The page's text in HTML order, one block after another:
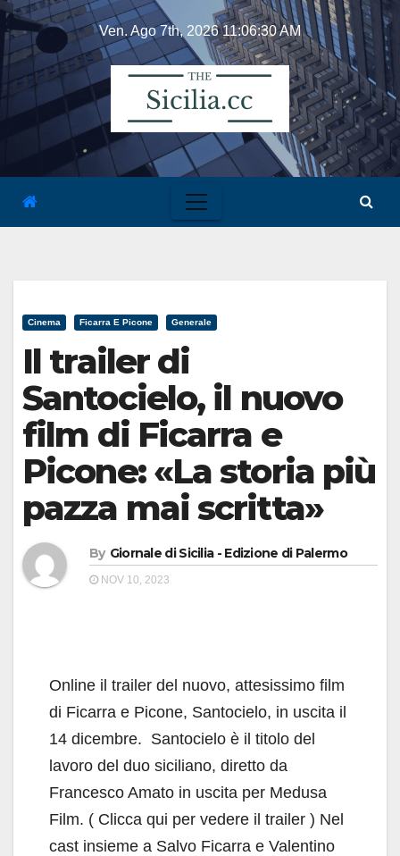
Skip
content
Ven. Ago 7th, 202611:06:30 AM
Cinema Ficarra E Picone Generale
Il trailer di
Santocielo, il nuovo
film di Ficarra e
Picone: «La storia più
pazza mai scritta»
By Giornale di Sicilia - Edizione di Palermo
NOV 10, 2023
Online il trailer del nuovo, attesissimo film
di Ficarra e Picone, Santocielo, in uscita il
14 dicembre. Santocielo è il titolo del
lavoro del duo siciliano, diretto da
Francesco Amato in uscita per Medusa
Film. ( Clicca qui per vedere il trailer ) Nel
cast insieme a Salvo Ficarra e Valentino